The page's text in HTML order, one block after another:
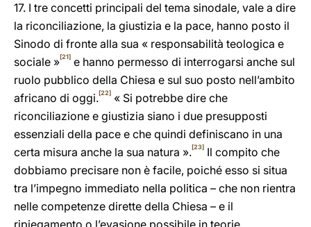
17. I tre concetti principali del tema sinodale, vale a dire
la riconciliazione, la giustizia e la pace, hanno posto il
Sinodo di fronte alla sua « responsabilità teologica e
sociale »[21] e hanno permesso di interrogarsi anche sul
ruolo pubblico della Chiesa e sul suo posto nell’ambito
africano di oggi.[22] « Si potrebbe dire che
riconciliazione e giustizia siano i due presupposti
essenziali della pace e che quindi definiscano in una
certa misura anche la sua natura ».[23] Il compito che
dobbiamo precisare non è facile, poiché esso si situa
tra l’impegno immediato nella politica – che non rientra
nelle competenze dirette della Chiesa – e il
ripiegamento o l’evasione possibile in teorie